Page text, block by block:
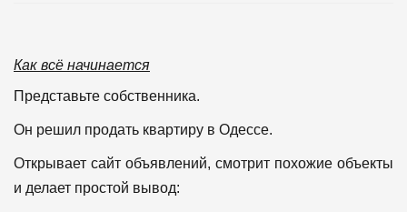
Как всё начинается
Представьте собственника.
Он решил продать квартиру в Одессе.
Открывает сайт объявлений, смотрит похожие объекты
и делает простой вывод: